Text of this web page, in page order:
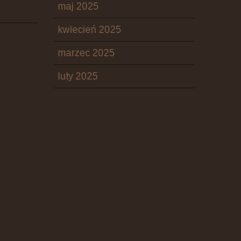
maj 2025
kwiecień 2025
marzec 2025
luty 2025